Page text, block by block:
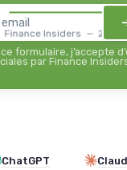
Finance Insiders — 2026
formulaire, j’accepte
par Finance
ChatGPT